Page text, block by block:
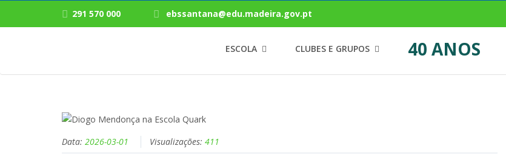
291 570 000 ebssantana@edu.madeira.gov.pt
ESCOLA CLUBES E GRUPOS 40 ANOS
Data: 2026-03-01 Visualizações: 411